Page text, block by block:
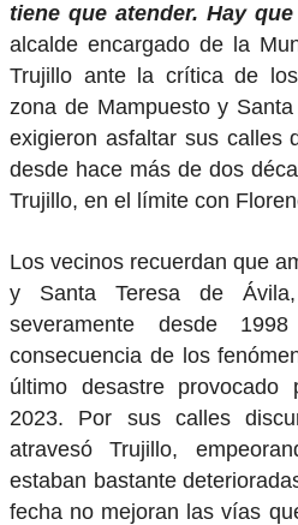
tiene que atender. Hay
alcalde encargado de la
Trujillo ante la crítica de
zona de Mampuesto y
exigieron asfaltar sus calles
desde hace más de dos
Trujillo, en el límite con
Los vecinos recuerdan que
y Santa Teresa de
severamente desde
consecuencia de los
último desastre
2023. Por sus calles
atravesó Trujillo,
estaban bastante
fecha no mejoran las vías